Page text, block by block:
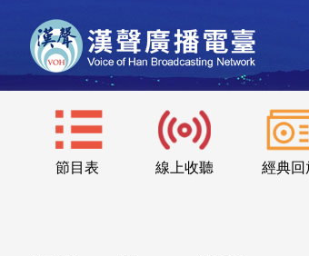
節目表 線上收聽 經典回